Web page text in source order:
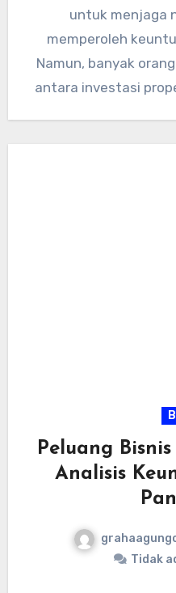
untuk menjaga
memperoleh
Namun, banyak
antara investasi
Peluang
Analisis
Tidak